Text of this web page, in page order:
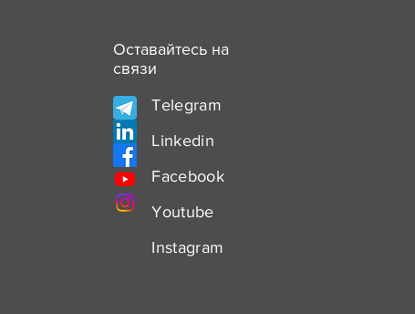
Оставайтесь на
связи
Telegram
Linkedin
Facebook
Youtube
Instagram